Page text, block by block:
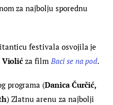
za najbolju sporednu
festivala osvojila je
Violić za film Baci se na pod.
programa (Danica Čurčić,
) Zlatnu arenu za najbolji